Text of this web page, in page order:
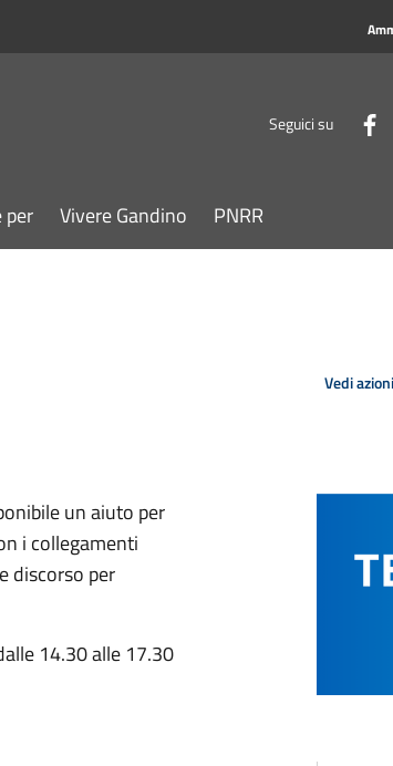
Seguici su
per Vivere Gandino PNRR
un aiuto per
i collegamenti
discorso per
14.30 alle 17.30
Vedi azioni